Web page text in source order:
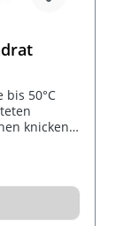
50°C
knicken.